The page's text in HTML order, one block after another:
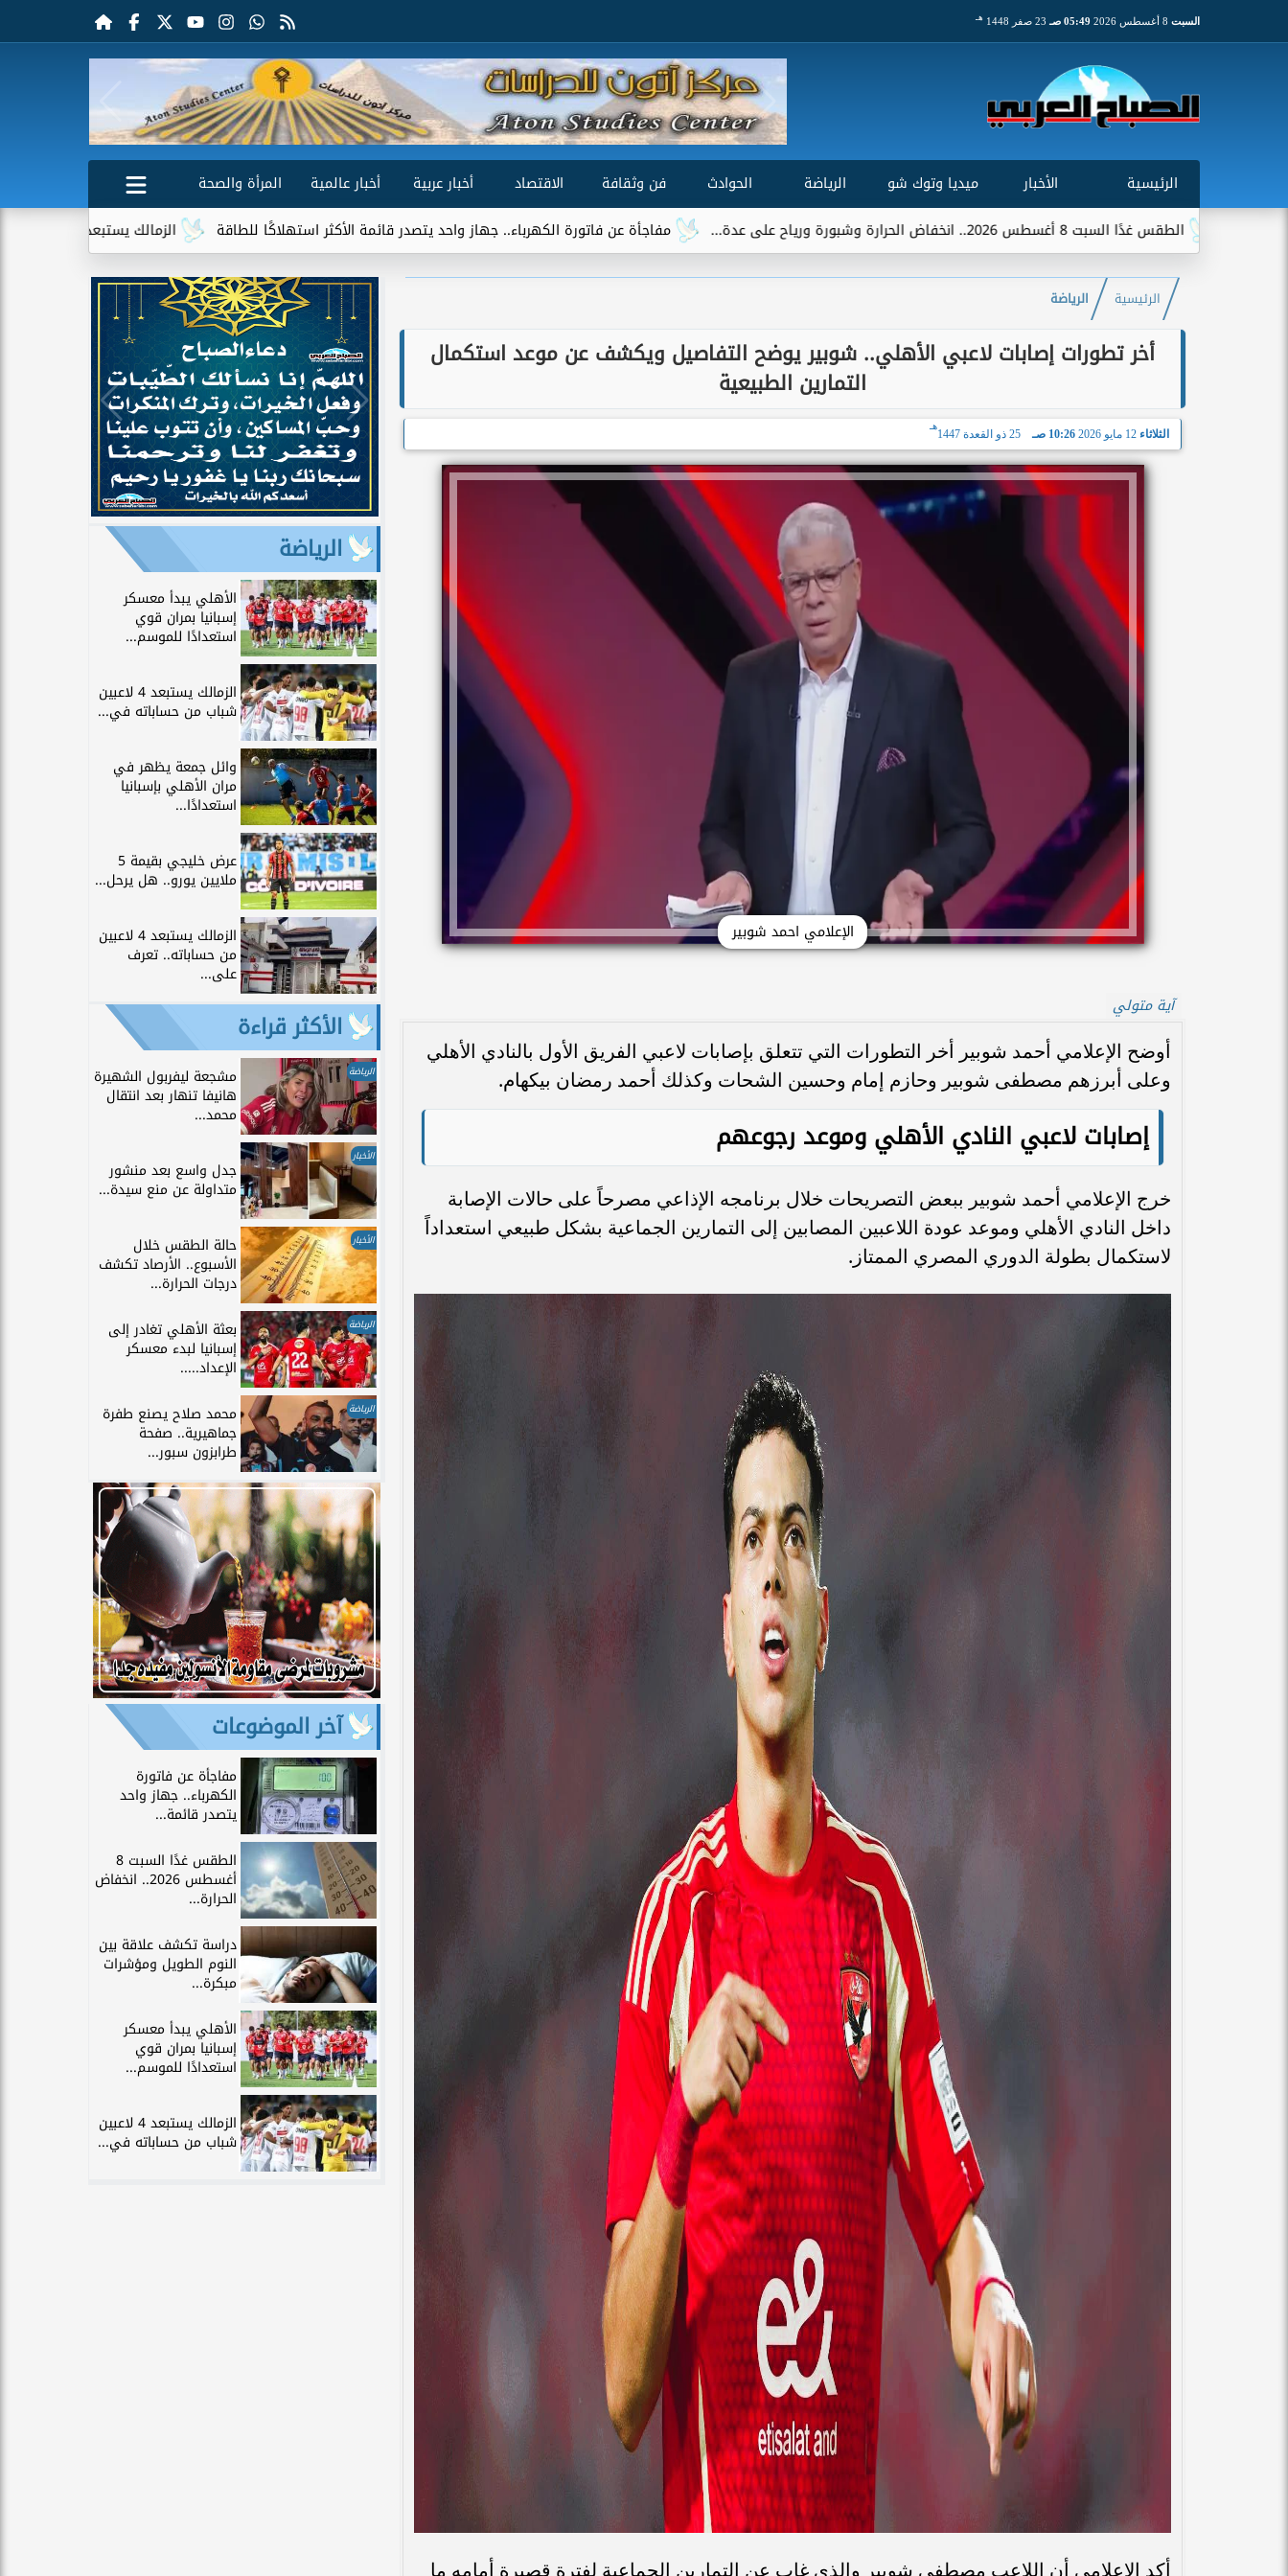
السبت 05:49 صـ 23 صفر 1448 هـ
الرئيسية الأخبار ميديا وتوك شو الرياضة الحوادث فن وثقافة الاقتصاد أخبار عربية أخبار عالمية
المرأة والصحة
الزمالك يستبعد 4 لاعبين شباب من حساباته في الموسم الجديد
مفاجأة عن فاتورة الكهرباء.. جهاز واحد يتصدر قائمة الأكثر استهلاكًا للطاقة الطقس غدًا السبت 8 أغسطس 2026.. انخفاض الحرارة وشبورة ورياح على عدة...
الرئيسية الرياضة
أخر تطورات إصابات لاعبي الأهلي.. شوبير يوضح التفاصيل ويكشف عن موعد استكمال
التمارين الطبيعية
الثلاثاء 12 مايو 2026 10:26 صـ 25 ذو القعدة 1447
هـ
الإعلامي احمد شوبير
آية متولي
أوضح الإعلامي أحمد شوبير أخر التطورات التي تتعلق بإصابات لاعبي الفريق الأول بالنادي الأهلي
وعلى أبرزهم مصطفى شوبير وحازم إمام وحسين الشحات وكذلك أحمد رمضان بيكهام.
إصابات لاعبي النادي الأهلي وموعد رجوعهم
خرج الإعلامي أحمد شوبير ببعض التصريحات خلال برنامجه الإذاعي مصرحاً على حالات الإصابة
داخل النادي الأهلي وموعد عودة اللاعبين المصابين إلى التمارين الجماعية بشكل طبيعي استعداداً
لاستكمال بطولة الدوري المصري الممتاز.
أكد الإعلامي أن اللاعب مصطفى شوبير والذي غاب عن التمارين الجماعية لفترة قصيرة أمامه ما
الرياضة
الأهلي يبدأ معسكر
إسبانيا بمران قوي
استعدادًا للموسم...
الزمالك يستبعد 4 لاعبين
شباب من حساباته في...
وائل جمعة يظهر في
مران الأهلي بإسبانيا
استعدادًا...
عرض خليجي بقيمة 5
ملايين يورو.. هل يرحل...
الزمالك يستبعد 4 لاعبين
من حساباته.. تعرف
على...
الأكثر قراءة
الرياضة مشجعة ليفربول الشهيرة
هانيفا تنهار بعد انتقال
محمد...
الأخبار
جدل واسع بعد منشور
متداولة عن منع سيدة...
الأخبار حالة الطقس خلال
الأسبوع.. الأرصاد تكشف
درجات الحرارة...
الرياضة بعثة الأهلي تغادر إلى
إسبانيا لبدء معسكر
الإعداد.....
الرياضة محمد صلاح يصنع طفرة
جماهيرية.. صفحة
طرابزون سبور...
آخر الموضوعات
مفاجأة عن فاتورة
الكهرباء.. جهاز واحد
يتصدر قائمة...
الطقس غدًا السبت 8
أغسطس 2026.. انخفاض
الحرارة...
دراسة تكشف علاقة بين
النوم الطويل ومؤشرات
مبكرة...
الأهلي يبدأ معسكر
إسبانيا بمران قوي
استعدادًا للموسم...
الزمالك يستبعد 4 لاعبين
شباب من حساباته في...